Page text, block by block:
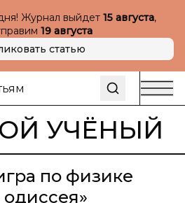
Журнал выйдет 15 августа,
19 августа
статью
УЧЁНЫЙ
по физике